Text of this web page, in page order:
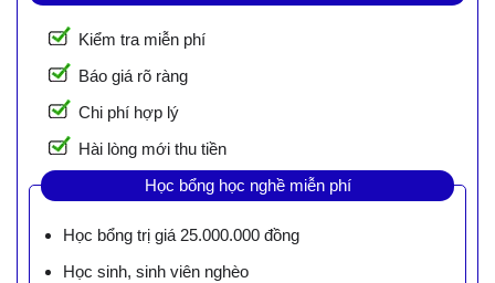
Kiểm tra miễn phí
Báo giá rõ ràng
Chi phí hợp lý
Hài lòng mới thu tiền
Học bổng học nghề miễn phí
Học bổng trị giá 25.000.000 đồng
Học sinh, sinh viên nghèo